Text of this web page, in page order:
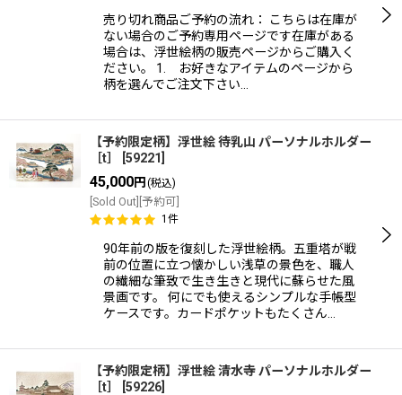
絞り込む
売り切れ商品ご予約の流れ： こちらは在庫が
ない場合のご予約専用ページです在庫がある
場合は、浮世絵柄の販売ページからご購入く
ださい。 1. お好きなアイテムのページから
柄を選んでご注文下さい…
【予約限定柄】浮世絵 待乳山 パーソナルホルダー
［t］
59221
45,000円 (税込)
[Sold Out][予約可]
1 件
90年前の版を復刻した浮世絵柄。五重塔が戦
前の位置に立つ懐かしい浅草の景色を、職人
の繊細な筆致で生き生きと現代に蘇らせた風
景画です。 何にでも使えるシンプルな手帳型
ケースです。カードポケットもたくさん…
【予約限定柄】浮世絵 清水寺 パーソナルホルダー
［t］
59226